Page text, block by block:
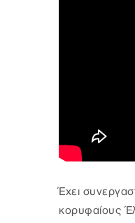
Έχει
κορυφαίους